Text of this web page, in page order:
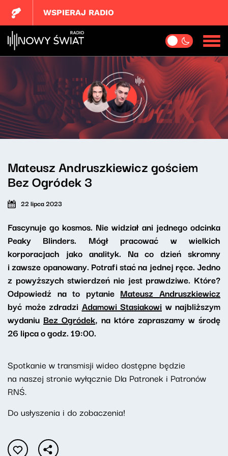
WSPIERAJ RADIO
Mateusz Andruszkiewicz gościem
Bez Ogródek 3
22 lipca 2023
Fascynuje go kosmos. Nie widział ani jednego odcinka
Peaky Blinders. Mógł pracować w wielkich
korporacjach jako analityk. Na co dzień skromny
i zawsze opanowany. Potrafi stać na jednej ręce. Jedno
z powyższych stwierdzeń nie jest prawdziwe. Które?
Odpowiedź na to pytanie Mateusz Andruszkiewicz
być może zdradzi Adamowi Stasiakowi w najbliższym
wydaniu Bez Ogródek, na które zapraszamy w środę
26 lipca o godz. 19:00.
Spotkanie w transmisji wideo dostępne będzie
na naszej stronie wyłącznie Dla Patronek i Patronów
RNŚ.
Do usłyszenia i do zobaczenia!